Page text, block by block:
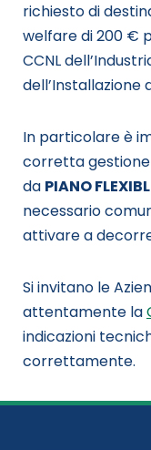
richiesto di
welfare di 200 €
CCNL
dell’Installazione
In particolare è
corretta
da PIANO
necessario
attivare a
Si invitano le
attentamente la
indicazioni
correttamente.